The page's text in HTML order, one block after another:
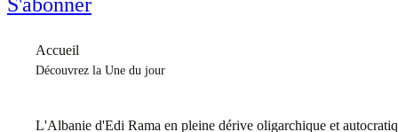
Accueil
Découvrez la Une du jour
L'Albanie d'Edi Rama en pleine dérive oligarchique et